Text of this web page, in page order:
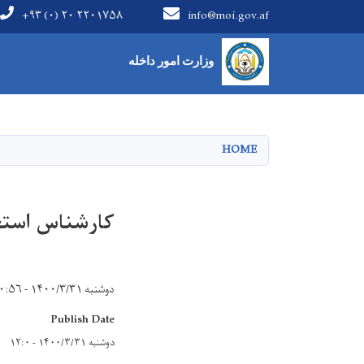
info@moi.gov.af +۹۳ (۰) ۲۰ ۲۲۰۱۷۵۸
وزارت امور داخلهMain Menu
HOME
کارشناس
دوشنبه ۱۴۰۰/۳/۳۱ - ۱۰:۵۶
Publish Date
دوشنبه ۱۴۰۰/۳/۳۱ - ۱۲:۰